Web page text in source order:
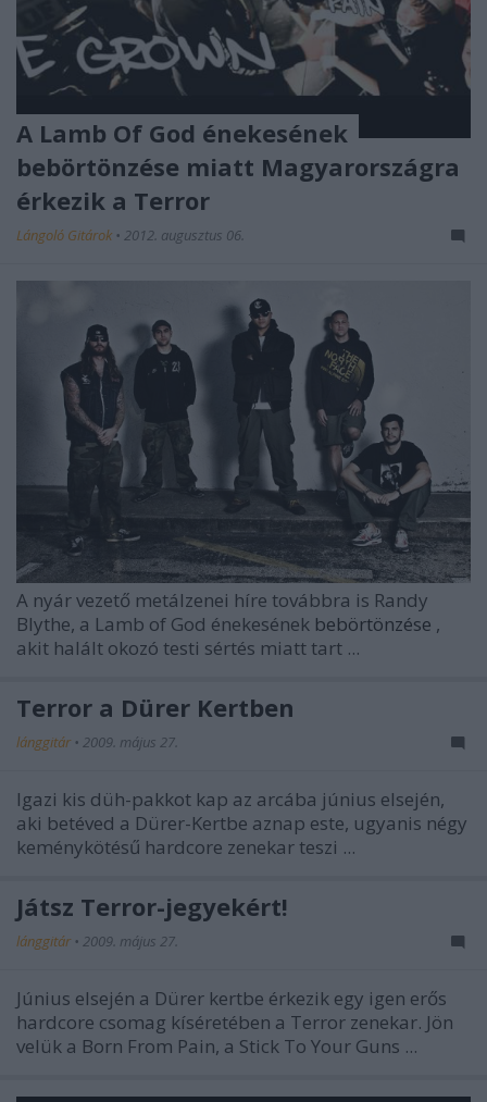
A Lamb Of God énekesének
bebörtönzése miatt Magyarországra
érkezik a Terror
Lángoló Gitárok • 2012. augusztus 06.
A nyár vezető metálzenei híre továbbra is Randy
Blythe, a Lamb of God énekesének bebörtönzése ,
akit halált okozó testi sértés miatt tart ...
Terror a Dürer Kertben
lánggitár • 2009. május 27.
Igazi kis düh-pakkot kap az arcába június elsején,
aki betéved a Dürer-Kertbe aznap este, ugyanis négy
keménykötésű hardcore zenekar teszi ...
Játsz Terror-jegyekért!
lánggitár • 2009. május 27.
Június elsején a Dürer kertbe érkezik egy igen erős
hardcore csomag kíséretében a Terror zenekar. Jön
velük a Born From Pain, a Stick To Your Guns ...